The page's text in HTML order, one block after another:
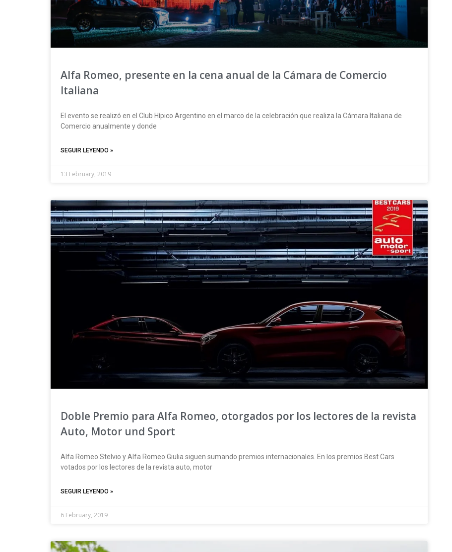
Alfa Romeo, presente en la cena anual de la Cámara de Comercio
Italiana
El evento se realizó en el Club Hípico Argentino en el marco de la celebración que realiza la Cámara Italiana de
Comercio anualmente y donde
SEGUIR LEYENDO »
13 February, 2019
Doble Premio para Alfa Romeo, otorgados por los lectores de la revista
Auto, Motor und Sport
Alfa Romeo Stelvio y Alfa Romeo Giulia siguen sumando premios internacionales. En los premios Best Cars
votados por los lectores de la revista auto, motor
SEGUIR LEYENDO »
6 February, 2019